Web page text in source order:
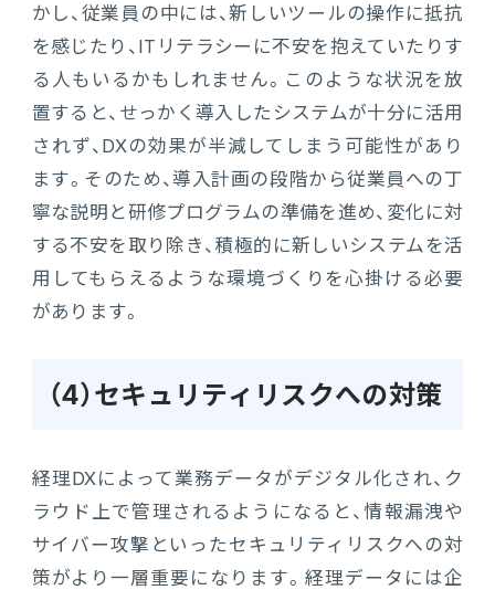
かし、従業員の中には、新しいツールの操作に抵抗
を感じたり、ITリテラシーに不安を抱えていたりす
る人もいるかもしれません。このような状況を放
置すると、せっかく導入したシステムが十分に活用
されず、DXの効果が半減してしまう可能性があり
ます。そのため、導入計画の段階から従業員への丁
寧な説明と研修プログラムの準備を進め、変化に対
する不安を取り除き、積極的に新しいシステムを活
用してもらえるような環境づくりを心掛ける必要
があります。
（4）セキュリティリスクへの対策
経理DXによって業務データがデジタル化され、ク
ラウド上で管理されるようになると、情報漏洩や
サイバー攻撃といったセキュリティリスクへの対
策がより一層重要になります。経理データには企